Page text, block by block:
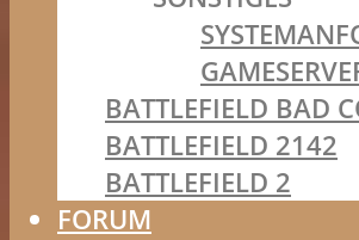
BATTLEFIELD BAD
BATTLEFIELD 2142
BATTLEFIELD 2
FORUM